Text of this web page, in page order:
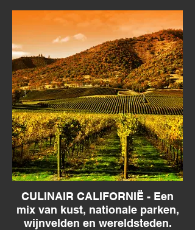
authentieke ambachten & streekgerchten.
CULINAIR CALIFORNIË - Een
mix van kust, nationale parken,
wijnvelden en wereldsteden.